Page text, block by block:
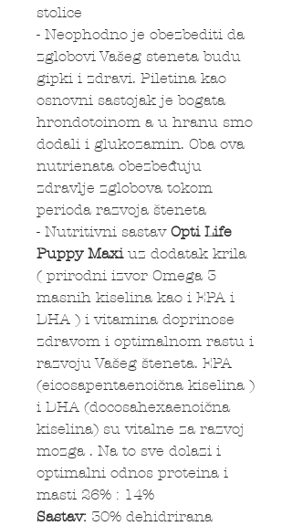
stolice
- Neophodno je obezbediti da
zglobovi Vašeg steneta budu
gipki i zdravi. Piletina kao
osnovni sastojak je bogata
hrondotoinom a u hranu smo
dodali i glukozamin. Oba ova
nutrienata obezbeđuju
zdravlje zglobova tokom
perioda razvoja šteneta
- Nutritivni sastav Opti Life
Puppy Maxi uz dodatak krila
( prirodni izvor Omega 3
masnih kiselina kao i EPA i
DHA ) i vitamina doprinose
zdravom i optimalnom rastu i
razvoju Vašeg šteneta. EPA
(eicosapentaenoična kiselina )
i DHA (docosahexaenoična
kiselina) su vitalne za razvoj
mozga . Na to sve dolazi i
optimalni odnos proteina i
masti 26% : 14%
Sastav: 30% dehidrirana